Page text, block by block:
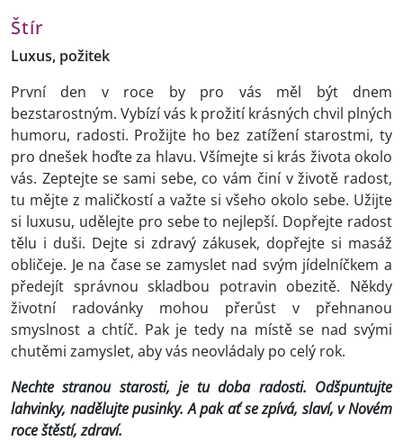
Štír
Luxus, požitek
První den v roce by pro vás měl být dnem
bezstarostným. Vybízí vás k prožití krásných chvil plných
humoru, radosti. Prožijte ho bez zatížení starostmi, ty
pro dnešek hoďte za hlavu. Všímejte si krás života okolo
vás. Zeptejte se sami sebe, co vám činí v životě radost,
tu mějte z maličkostí a važte si všeho okolo sebe. Užijte
si luxusu, udělejte pro sebe to nejlepší. Dopřejte radost
tělu i duši. Dejte si zdravý zákusek, dopřejte si masáž
obličeje. Je na čase se zamyslet nad svým jídelníčkem a
předejít správnou skladbou potravin obezitě. Někdy
životní radovánky mohou přerůst v přehnanou
smyslnost a chtíč. Pak je tedy na místě se nad svými
chutěmi zamyslet, aby vás neovládaly po celý rok.
Nechte stranou starosti, je tu doba radosti. Odšpuntujte
lahvinky, nadělujte pusinky. A pak ať se zpívá, slaví, v Novém
roce štěstí, zdraví.